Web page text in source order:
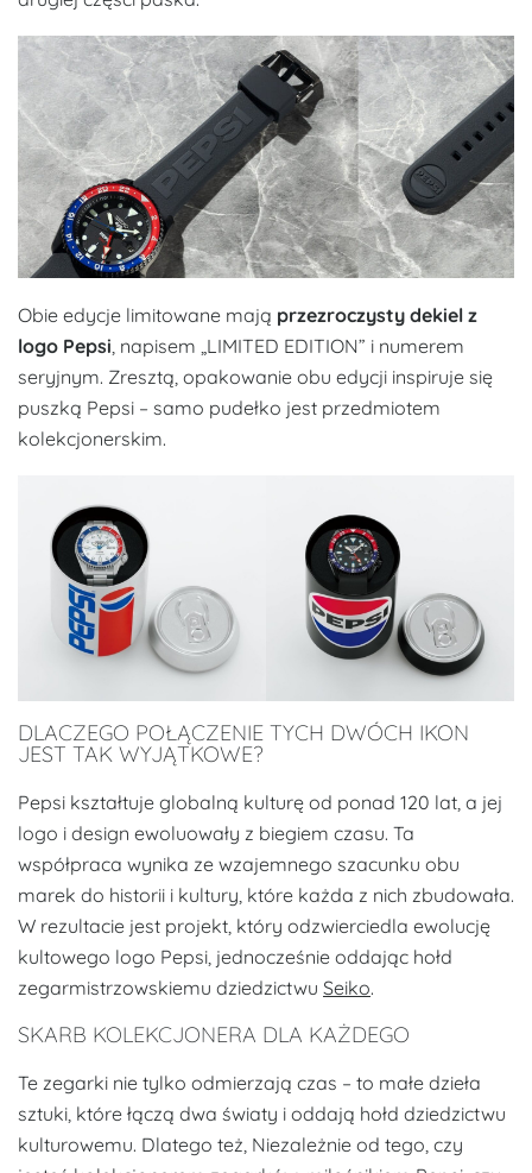
Obie edycje limitowane mają przezroczysty dekiel z
logo Pepsi, napisem „LIMITED EDITION” i numerem
seryjnym. Zresztą, opakowanie obu edycji inspiruje się
puszką Pepsi – samo pudełko jest przedmiotem
kolekcjonerskim.
DLACZEGO POŁĄCZENIE TYCH DWÓCH IKON
JEST TAK WYJĄTKOWE?
Pepsi kształtuje globalną kulturę od ponad 120 lat, a jej
logo i design ewoluowały z biegiem czasu. Ta
współpraca wynika ze wzajemnego szacunku obu
marek do historii i kultury, które każda z nich zbudowała.
W rezultacie jest projekt, który odzwierciedla ewolucję
kultowego logo Pepsi, jednocześnie oddając hołd
zegarmistrzowskiemu dziedzictwu Seiko.
SKARB KOLEKCJONERA DLA KAŻDEGO
Te zegarki nie tylko odmierzają czas – to małe dzieła
sztuki, które łączą dwa światy i oddają hołd dziedzictwu
kulturowemu. Dlatego też, Niezależnie od tego, czy